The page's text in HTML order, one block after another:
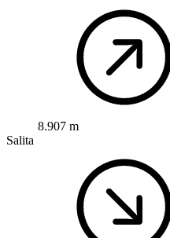
8.907 m
Salita